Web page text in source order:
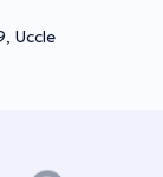
Uccle